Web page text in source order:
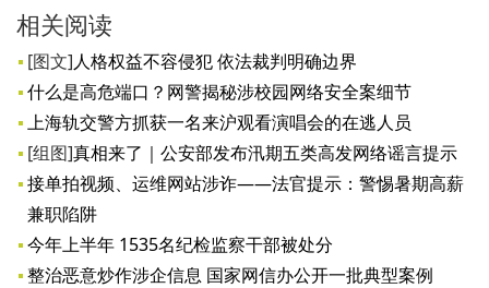
相关阅读
[图文]人格权益不容侵犯 依法裁判明确边界
什么是高危端口？网警揭秘涉校园网络安全案细节
上海轨交警方抓获一名来沪观看演唱会的在逃人员
[组图]真相来了｜公安部发布汛期五类高发网络谣言提示
接单拍视频、运维网站涉诈——法官提示：警惕暑期高薪
兼职陷阱
今年上半年 1535名纪检监察干部被处分
整治恶意炒作涉企信息 国家网信办公开一批典型案例